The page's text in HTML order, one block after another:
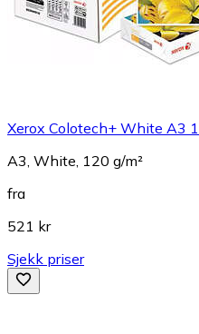
Xerox Colotech+ White A3
A3, White, 120 g/m²
fra
521 kr
Sjekk priser